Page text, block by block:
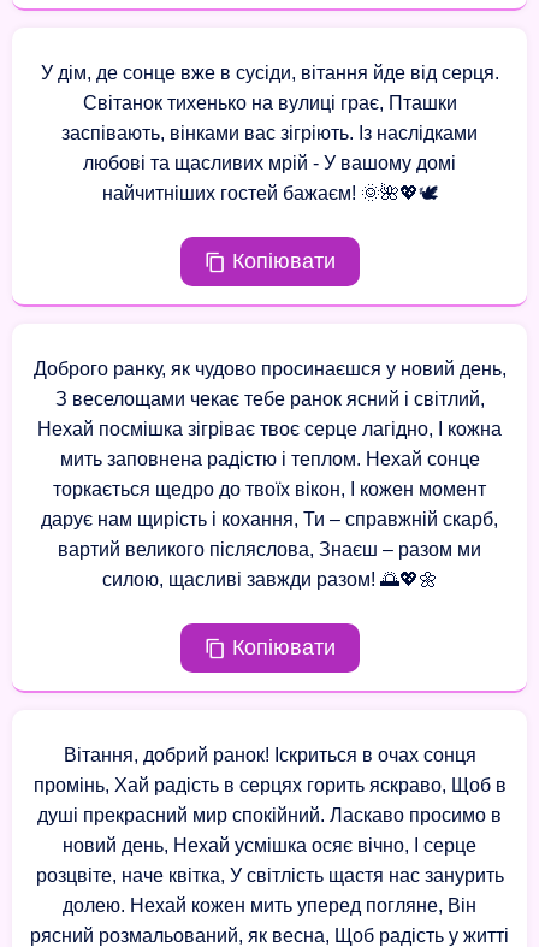
У дім, де сонце вже в сусіди, вітання йде від серця.
Світанок тихенько на вулиці грає, Пташки
заспівають, вінками вас зігріють. Із наслідками
любові та щасливих мрій - У вашому домі
найчитніших гостей бажаєм! 🌞🌺💖🕊️
Копіювати
Доброго ранку, як чудово просинаєшся у новий день,
З веселощами чекає тебе ранок ясний і світлий,
Нехай посмішка зігріває твоє серце лагідно, І кожна
мить заповнена радістю і теплом. Нехай сонце
торкається щедро до твоїх вікон, І кожен момент
дарує нам щирість і кохання, Ти – справжній скарб,
вартий великого післяслова, Знаєш – разом ми
силою, щасливі завжди разом! 🌅💖🌼
Копіювати
Вітання, добрий ранок! Іскриться в очах сонця
промінь, Хай радість в серцях горить яскраво, Щоб в
душі прекрасний мир спокійний. Ласкаво просимо в
новий день, Нехай усмішка осяє вічно, І серце
розцвіте, наче квітка, У світлість щастя нас занурить
долею. Нехай кожен мить уперед погляне, Він
рясний розмальований, як весна, Щоб радість у житті